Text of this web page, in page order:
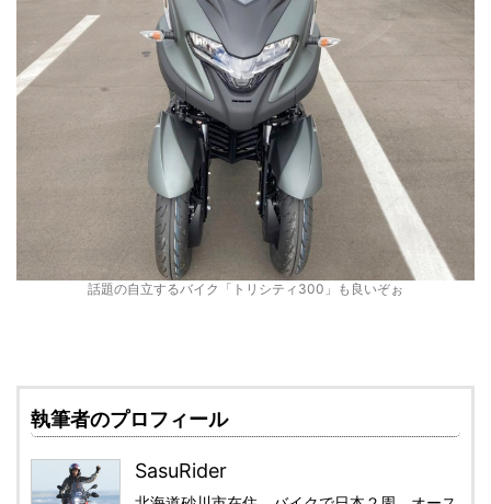
話題の自立するバイク「トリシティ300」も良いぞぉ
執筆者のプロフィール
SasuRider